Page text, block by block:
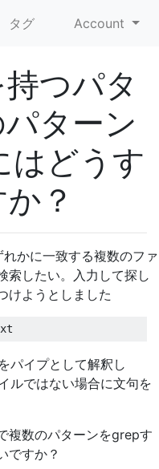
タグ Account
つパタ
ターン
はどうす
？
かに一致する複数のファ
索したい。入力して探し
けようとしました
をパイプとして解釈し
ルではない場合に文句を
複数のパターンをgrepす
ですか？